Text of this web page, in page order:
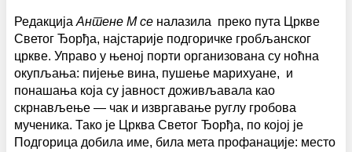
Редакција Антене М се налазила преко пута Цркве
Светог Ђорђа, најстарије подгоричке гробљанског
цркве. Управо у њеној порти организована су ноћна
окупљања: пијење вина, пушење марихуане, и
понашања која су јавност доживљавала као
скрнављење — чак и извргавање руглу гробова
мученика. Тако је Црква Светог Ђорђа, по којој је
Подгорица добила име, била мета профанације: место